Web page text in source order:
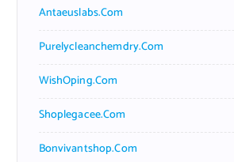
Antaeuslabs.com
Purelycleanchemdry.com
WishOping.com
Shoplegacee.com
Bonvivantshop.com